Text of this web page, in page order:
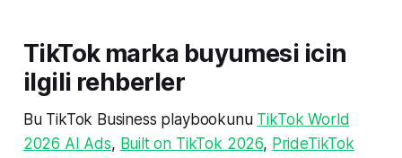
TikTok marka buyumesi icin
ilgili rehberler
Bu TikTok Business playbookunu TikTok World
2026 AI Ads, Built on TikTok 2026, PrideTikTok